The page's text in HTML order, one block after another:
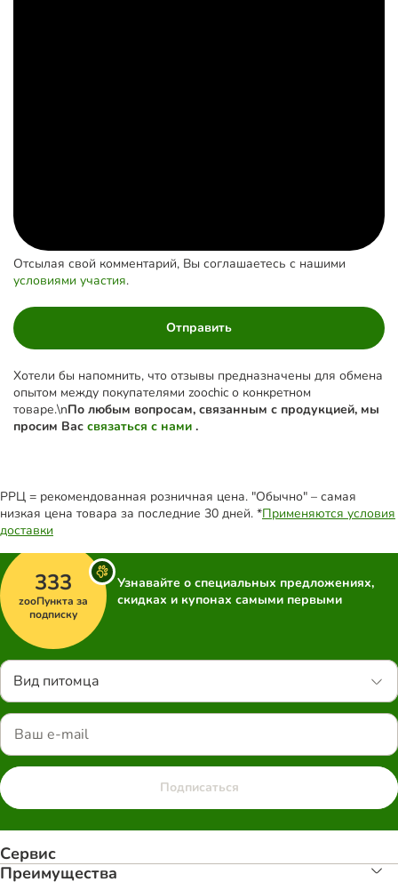
Отсылая свой комментарий, Вы соглашаетесь с нашими
условиями участия.
Отправить
Хотели бы напомнить, что отзывы предназначены для обмена
опытом между покупателями zoochic о конкретном
товаре.\nПо любым вопросам, связанным с продукцией, мы
просим Вас связаться с нами .
РРЦ = рекомендованная розничная цена. "Обычно" – самая
низкая цена товара за последние 30 дней. *Применяются условия
доставки
333
zooПункта за
подписку
Узнавайте о специальных предложениях,
скидках и купонах самыми первыми
Вид питомца
Подписаться
Сервис
Преимуществa